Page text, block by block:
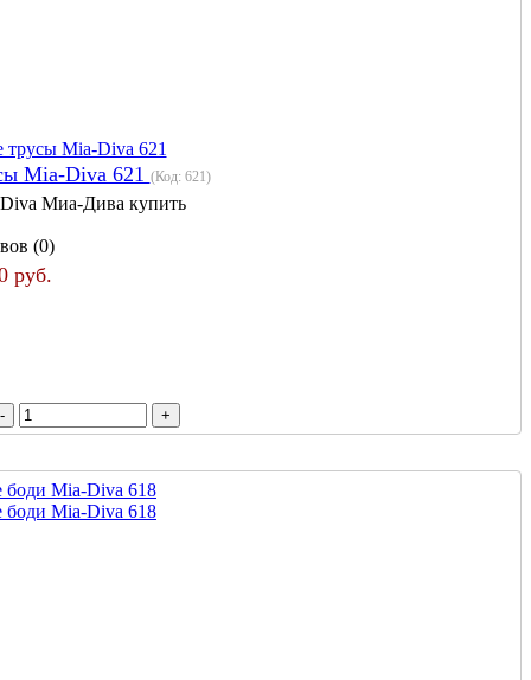
Mia-Diva 621 (Код: 621)
Миа-Дива купить
(0)
руб.